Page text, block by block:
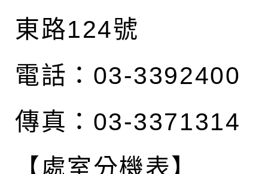
東路124號
電話：03-3392400
傳真：03-3371314
【處室分機表】